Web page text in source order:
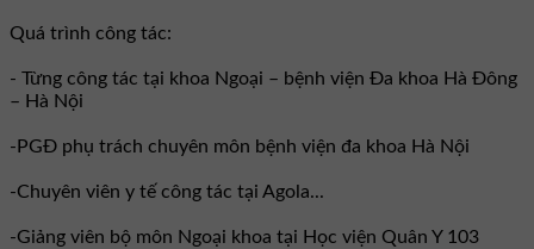
Quá trình công tác:
- Từng công tác tại khoa Ngoại – bệnh viện Đa khoa Hà Đông
– Hà Nội
-PGĐ phụ trách chuyên môn bệnh viện đa khoa Hà Nội
-Chuyên viên y tế công tác tại Agola...
-Giảng viên bộ môn Ngoại khoa tại Học viện Quân Y 103